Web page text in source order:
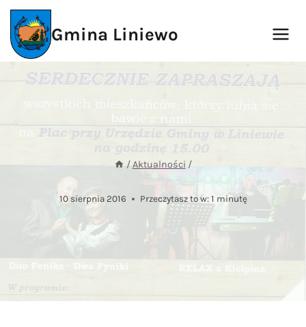
Przejdź
treści
Gmina Liniewo
/Aktualności /
10 sierpnia 2016 Przeczytasz to w:1 minutę